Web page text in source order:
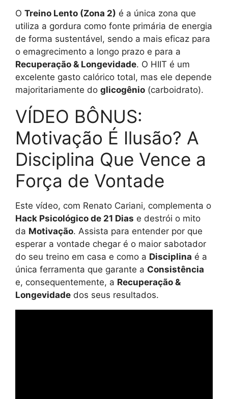
O Treino Lento (Zona 2) é a única zona que
utiliza a gordura como fonte primária de energia
de forma sustentável, sendo a mais eficaz para
o emagrecimento a longo prazo e para a
Recuperação & Longevidade. O HIIT é um
excelente gasto calórico total, mas ele depende
majoritariamente do glicogênio (carboidrato).
VÍDEO BÔNUS:
Motivação É Ilusão? A
Disciplina Que Vence a
Força de Vontade
Este vídeo, com Renato Cariani, complementa o
Hack Psicológico de 21 Dias e destrói o mito
da Motivação. Assista para entender por que
esperar a vontade chegar é o maior sabotador
do seu treino em casa e como a Disciplina é a
única ferramenta que garante a Consistência
e, consequentemente, a Recuperação &
Longevidade dos seus resultados.